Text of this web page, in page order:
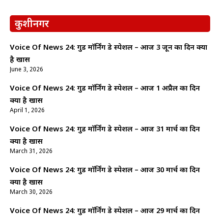
कुशीनगर
Voice Of News 24: गुड माॅर्निंग डे स्पेशल – आज 3 जून का दिन क्यों
है खास
June 3, 2026
Voice Of News 24: गुड माॅर्निंग डे स्पेशल – आज 1 अप्रैल का दिन
क्यों है खास
April 1, 2026
Voice Of News 24: गुड माॅर्निंग डे स्पेशल – आज 31 मार्च का दिन
क्यों है खास
March 31, 2026
Voice Of News 24: गुड माॅर्निंग डे स्पेशल – आज 30 मार्च का दिन
क्यों है खास
March 30, 2026
Voice Of News 24: गुड माॅर्निंग डे स्पेशल – आज 29 मार्च का दिन